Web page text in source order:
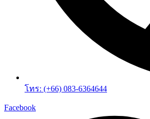
โทร: (+66) 083-6364644
Facebook